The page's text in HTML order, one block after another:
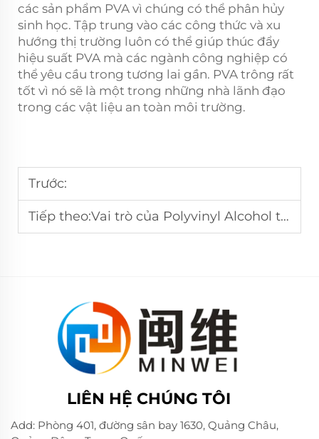
các sản phẩm PVA vì chúng có thể phân hủy
sinh học. Tập trung vào các công thức và xu
hướng thị trường luôn có thể giúp thúc đẩy
hiệu suất PVA mà các ngành công nghiệp có
thể yêu cầu trong tương lai gần. PVA trông rất
tốt vì nó sẽ là một trong những nhà lãnh đạo
trong các vật liệu an toàn môi trường.
Trước:
Tiếp theo:Vai trò của Polyvinyl Alcohol trong ngành dệt may: Xu hướng và thông tin chi tiết
LIÊN HỆ CHÚNG TÔI
Add: Phòng 401, đường sân bay 1630, Quảng Châu,